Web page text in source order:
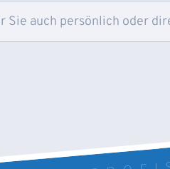
Sie auch persönlich oder